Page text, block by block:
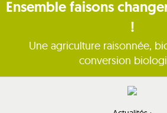
Ensemble faisons
!
Une agriculture raisonnée,
conversion